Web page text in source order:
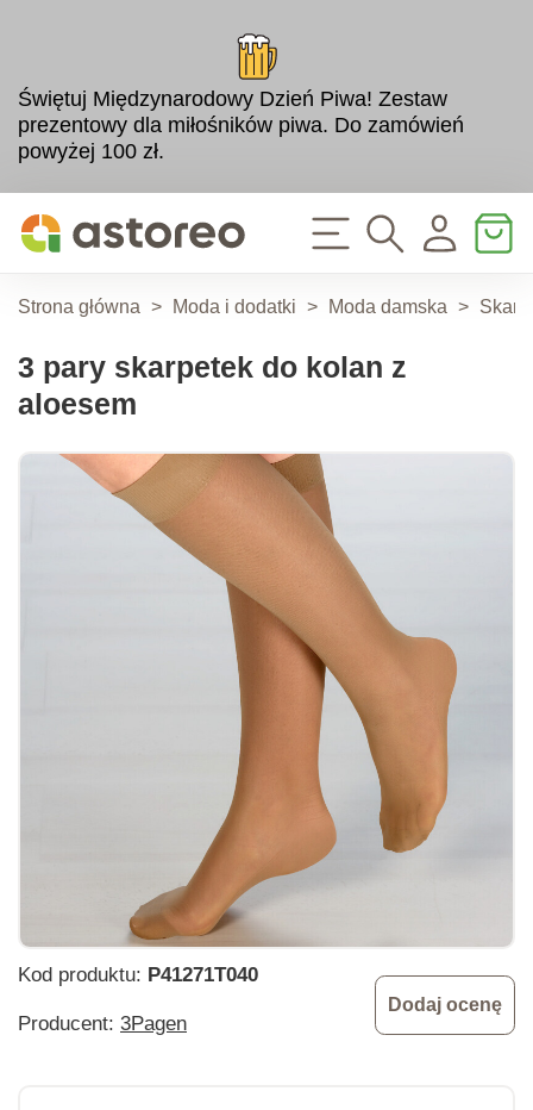
Świętuj Międzynarodowy Dzień Piwa! Zestaw
prezentowy dla miłośników piwa. Do zamówień
powyżej 100 zł.
Strona główna > Moda i dodatki > Moda damska >
3 pary skarpetek do kolan z
aloesem
Kod produktu: P41271T040
Producent: 3Pagen
Dodaj ocenę